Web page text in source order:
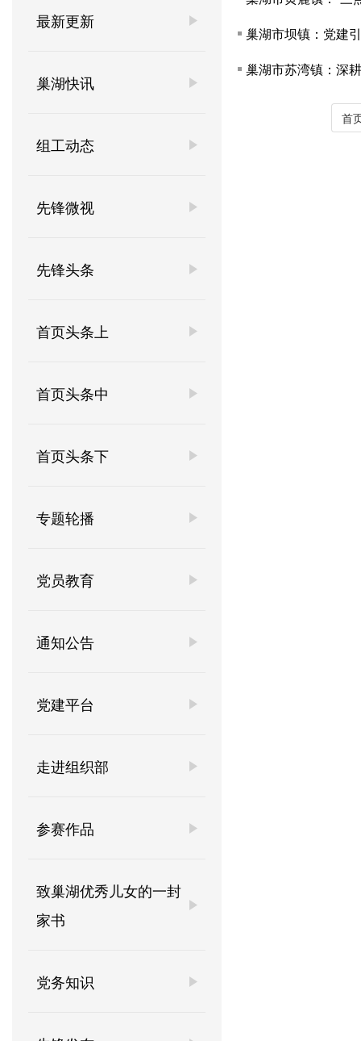
最新更新
巢湖快讯
组工动态
先锋微视
先锋头条
首页头条上
首页头条中
首页头条下
专题轮播
党员教育
通知公告
党建平台
走进组织部
参赛作品
致巢湖优秀儿女的一封
家书
党务知识
巢湖市坝镇：党建
巢湖市苏湾镇：深
首